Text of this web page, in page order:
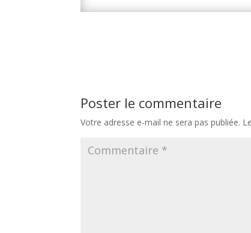
Poster le commentaire
Votre adresse e-mail ne sera pas publiée.